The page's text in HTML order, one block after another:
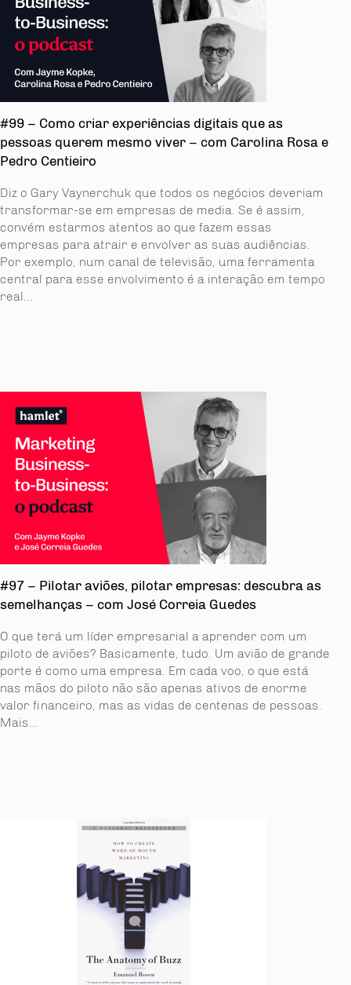
#99 – Como criar experiências digitais que as
pessoas querem mesmo viver – com Carolina Rosa e
Pedro Centieiro
Diz o Gary Vaynerchuk que todos os negócios deveriam
transformar-se em empresas de media. Se é assim,
convém estarmos atentos ao que fazem essas
empresas para atrair e envolver as suas audiências.
Por exemplo, num canal de televisão, uma ferramenta
central para esse envolvimento é a interação em tempo
real...
#97 – Pilotar aviões, pilotar empresas: descubra as
semelhanças – com José Correia Guedes
O que terá um líder empresarial a aprender com um
piloto de aviões? Basicamente, tudo. Um avião de grande
porte é como uma empresa. Em cada voo, o que está
nas mãos do piloto não são apenas ativos de enorme
valor financeiro, mas as vidas de centenas de pessoas.
Mais...